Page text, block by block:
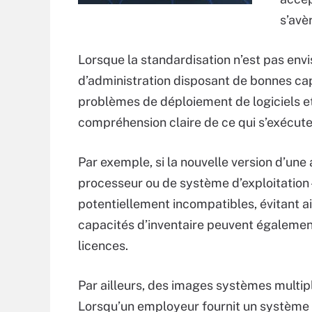
Lorsque la standardisation n’est pas
d’administration disposant de bonnes
problèmes de déploiement de logiciels
compréhension claire de ce qui
Par exemple, si la nouvelle version
processeur ou de système
potentiellement incompatibles, évitant
capacités d’inventaire peuvent
licences.
Par ailleurs, des images systèmes
Lorsqu’un employeur fournit un